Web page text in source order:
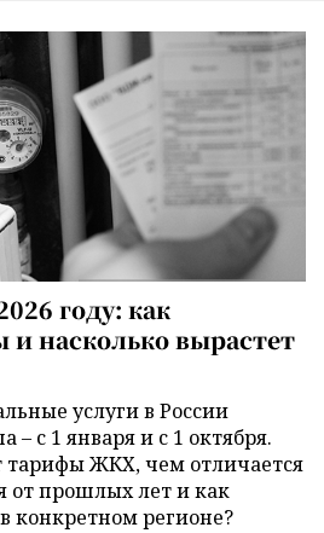
году: как
насколько вырастет
услуги в России
– с 1 января и с 1 октября.
тарифы ЖКХ, чем отличается
прошлых лет и как
конкретном регионе?